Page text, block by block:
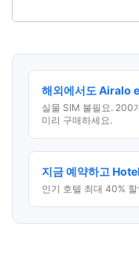
해외에서도 Airalo
실물 SIM 불필요. 200
미리 구매하세요.
지금 예약하고
인기 호텔 최대 40% 할